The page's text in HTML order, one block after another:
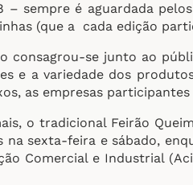
– sempre é aguardada
(que a cada edição
consagrou-se junto ao
e a variedade dos
as empresas
o tradicional Feirão
na sexta-feira e sábado,
Comercial e Industrial